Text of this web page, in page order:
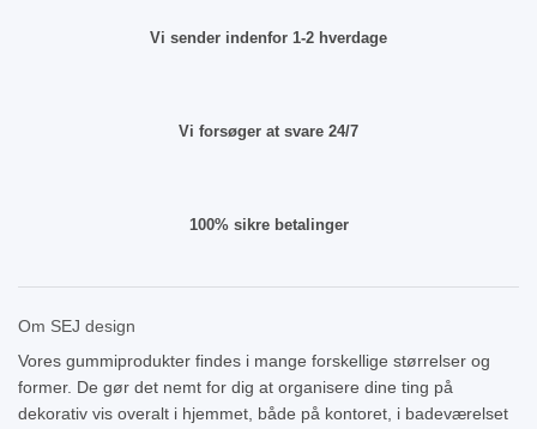
Vi sender indenfor 1-2 hverdage
Vi forsøger at svare 24/7
100% sikre betalinger
Om SEJ design
Vores gummiprodukter findes i mange forskellige størrelser og
former. De gør det nemt for dig at organisere dine ting på
dekorativ vis overalt i hjemmet, både på kontoret, i badeværelset